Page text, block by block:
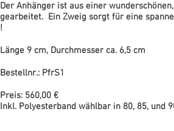
Der Anhänger ist aus einer
gearbeitet. Ein Zweig sorgt für eine
!
Länge 9 cm, Durchmesser ca. 6,5 cm
Bestellnr.: PfrS1
Preis: 560,00 €
Inkl. Polyesterband wählbar in 80, 85, und